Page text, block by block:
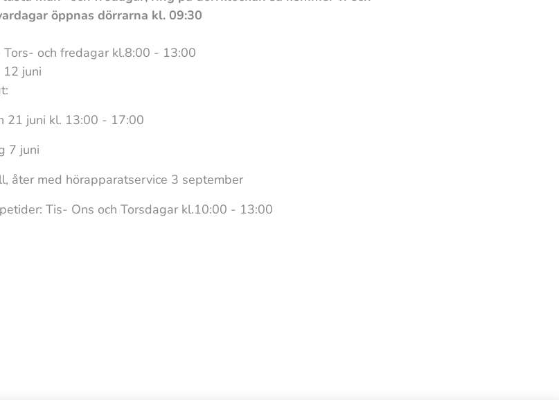
dörrarna kl. 09:30
och fredagar kl.8:00 - 13:00
juni kl. 13:00 - 17:00
juni
med hörapparatservice 3 september
Ons och Torsdagar kl.10:00 - 13:00